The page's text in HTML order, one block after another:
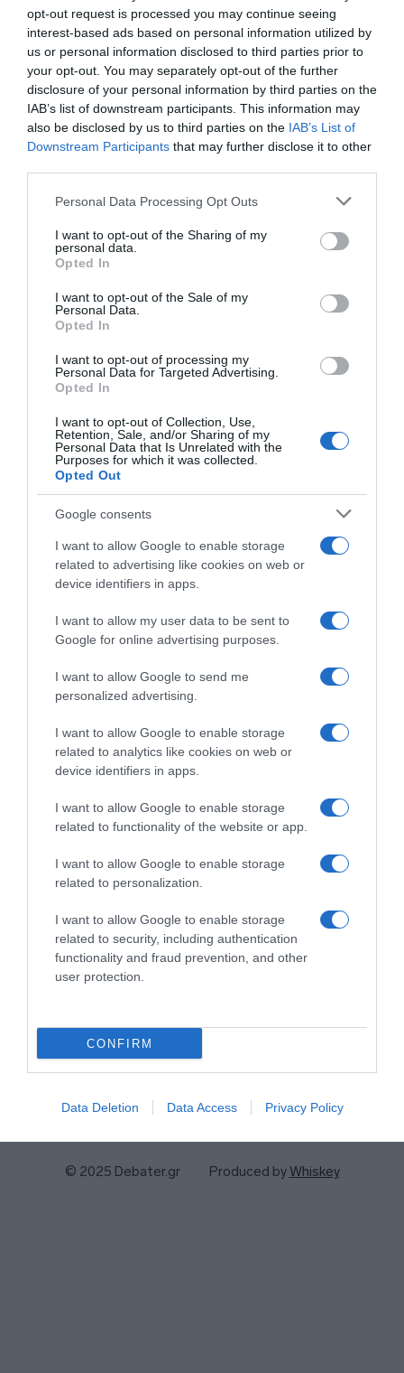
opt-out request is processed you may continue seeing
interest-based ads based on personal information utilized by
us or personal information disclosed to third parties prior to
your opt-out. You may separately opt-out of the further
disclosure of your personal information by third parties on the
IAB’s list of downstream participants. This information may
also be disclosed by us to third parties on the IAB’s List of
Downstream Participants that may further disclose it to other
Please note that this website/app uses one or more Google
not limited to your visit or usage behaviour. You may click to
grant or deny consent to Google and its third-party tags to
use your data for below specified purposes in below Google
consent section.
Personal Data Processing Opt Outs
I want to opt-out of the Sharing of my
personal data.
Opted In
I want to opt-out of the Sale of my
Personal Data.
Opted In
I want to opt-out of processing my
Personal Data for Targeted Advertising.
Opted In
I want to opt-out of Collection, Use,
Retention, Sale, and/or Sharing of my
Personal Data that Is Unrelated with the
Purposes for which it was collected.
Opted Out
Google consents
I want to allow Google to enable storage
related to advertising like cookies on web or
device identifiers in apps.
I want to allow my user data to be sent to
Google for online advertising purposes.
I want to allow Google to send me
personalized advertising.
I want to allow Google to enable storage
related to analytics like cookies on web or
device identifiers in apps.
I want to allow Google to enable storage
related to functionality of the website or app.
I want to allow Google to enable storage
related to personalization.
I want to allow Google to enable storage
related to security, including authentication
functionality and fraud prevention, and other
user protection.
CONFIRM
Data Deletion Data Access Privacy Policy
ΕΦΚΑ και τη ΔΥΠΑ έως τις 14
Αυγούστου
Συνολικά 56.756.000 ευρώ θα καταβληθούν
σε 58.370 δικαιούχους
Health Monitoring: Η εθνική υποδομή
για αξιοποίηση δεδομένων υγείας
προς όφελος των πολιτών
Παπαστεργίου: "Να έχουμε ισχυρότερη πρόληψη και
αποτελεσματικότερη πολιτική δημόσιας υγείας"
Αριθμός Πιστοποίησης
Μ.Η.Τ.252024
Πολιτική Προστασίας Προσωπικών Δεδομένων
© 2025 Debater.gr Produced byWhiskey